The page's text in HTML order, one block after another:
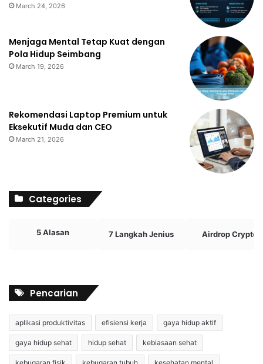
March 24, 2026
Menjaga Mental Tetap Kuat dengan
Pola Hidup Seimbang
March 19, 2026
Rekomendasi Laptop Premium untuk
Eksekutif Muda dan CEO
March 21, 2026
Categories
5 Alasan 7 Langkah Jenius Airdrop Crypto
Pencarian
aplikasi produktivitas efisiensi kerja gaya hidup aktif
gaya hidup sehat hidup sehat kebiasaan sehat